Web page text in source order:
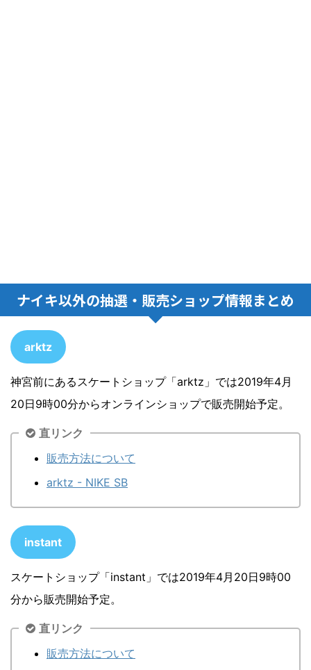
ナイキ以外の抽選・販売ショップ情報まとめ
arktz
神宮前にあるスケートショップ「arktz」では2019年4月
20日9時00分からオンラインショップで販売開始予定。
直リンク
販売方法について
arktz - NIKE SB
instant
スケートショップ「instant」では2019年4月20日9時00
分から販売開始予定。
直リンク
販売方法について